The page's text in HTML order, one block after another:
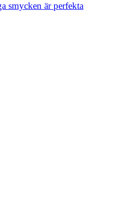
smycken är perfekta